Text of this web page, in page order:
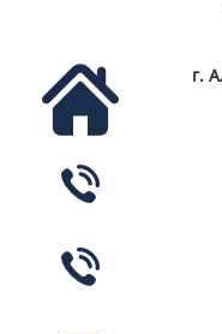
г.